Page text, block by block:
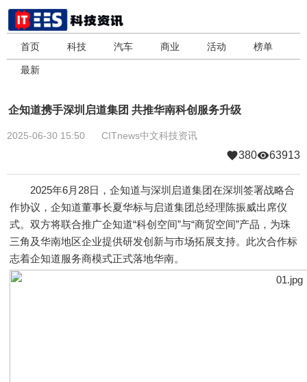
首页 科技 汽车 商业 活动 榜单
最新
企知道携手深圳启道集团 共推华南科创服务升级
2025-06-30 15:50 CITnews中文科技资讯
380 63913
2025年6月28日，企知道与深圳启道集团在深圳签署战略合
作协议，企知道董事长夏华标与启道集团总经理陈振威出席仪
式。双方将联合推广企知道“科创空间”与“商贸空间”产品，为珠
三角及华南地区企业提供研发创新与市场拓展支持。此次合作标
志着企知道服务商模式正式落地华南。